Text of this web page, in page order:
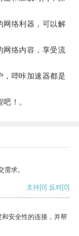
络利器，可以解
络内容，享受流
哔咔加速器都是
！。
求。
支持[0] 反对[0]
安全性的连接，并帮